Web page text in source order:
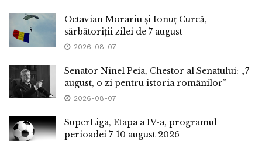
Octavian Morariu și Ionuț Curcă,
sărbătoriții zilei de 7 august
2026-08-07
Senator Ninel Peia, Chestor al Senatului: „7
august, o zi pentru istoria românilor”
2026-08-07
SuperLiga, Etapa a IV-a, programul
perioadei 7-10 august 2026